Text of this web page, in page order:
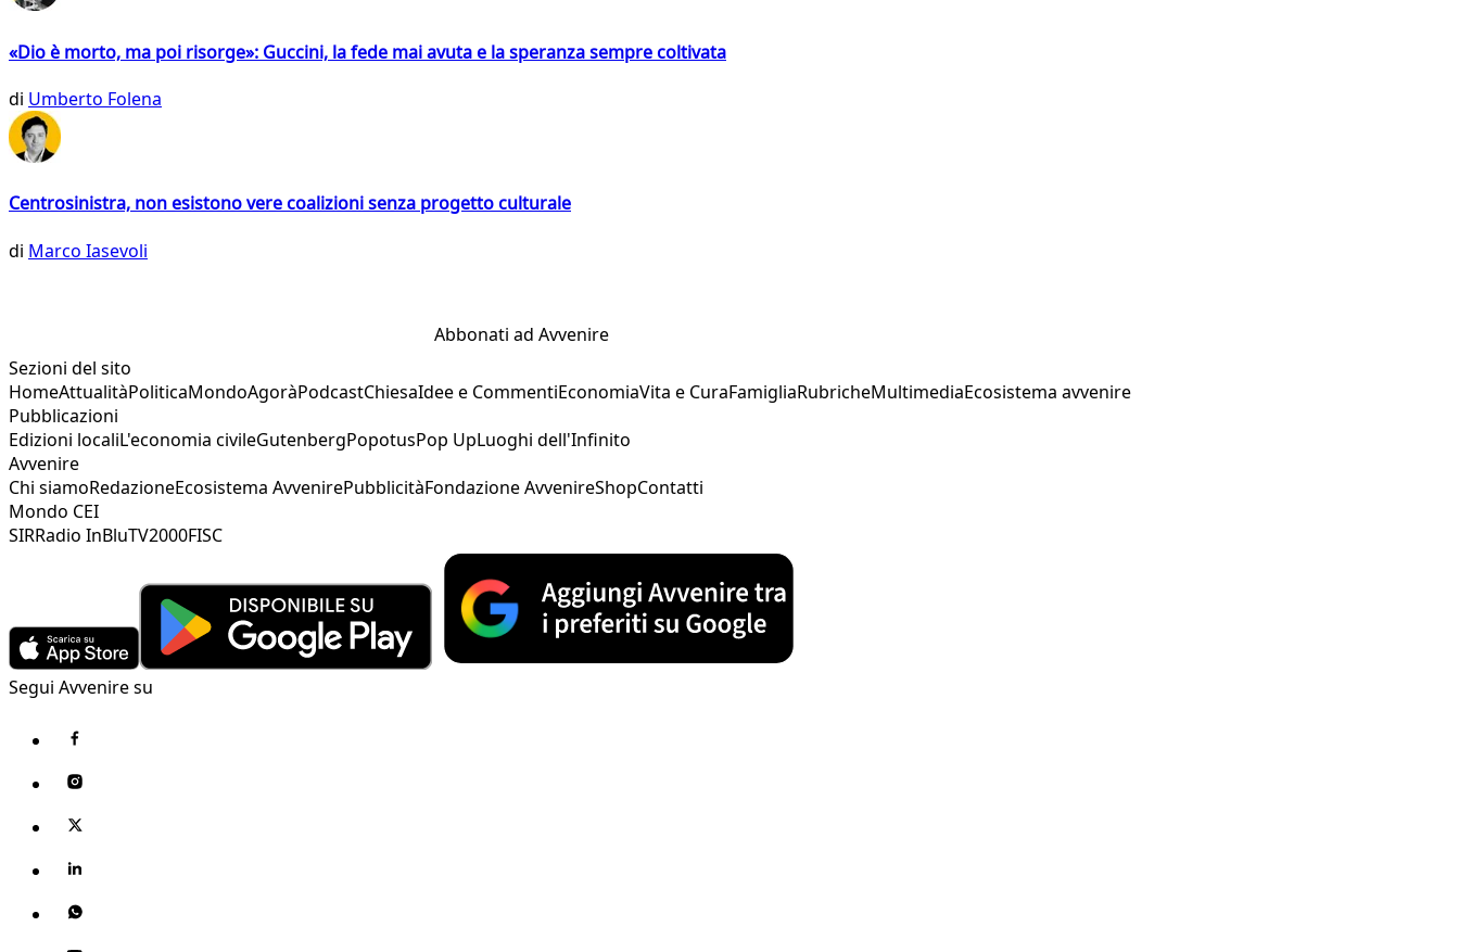
«Dio è morto, ma poi risorge»: Guccini, la fede mai avuta e la speranza sempre coltivata
di Umberto Folena
Centrosinistra, non esistono vere coalizioni senza progetto culturale
di Marco Iasevoli
Abbonati ad Avvenire
Sezioni del sito
HomeAttualitàPoliticaMondoAgoràPodcastChiesaIdee e CommentiEconomiaVita e CuraFamigliaRubricheMultimediaEcosistema avvenire
Pubblicazioni
Edizioni localiL'economia civileGutenbergPopotusPop UpLuoghi dell'Infinito
Avvenire
Chi siamoRedazioneEcosistema AvvenirePubblicitàFondazione AvvenireShopContatti
Mondo CEI
SIRRadio InBluTV2000FISC
Segui Avvenire su